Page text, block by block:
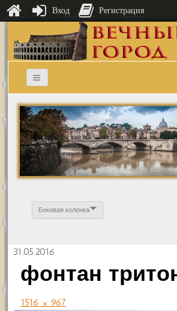
Боковая колонка
31.05.2016
фонтан
1516 × 967
Вход Регистрация